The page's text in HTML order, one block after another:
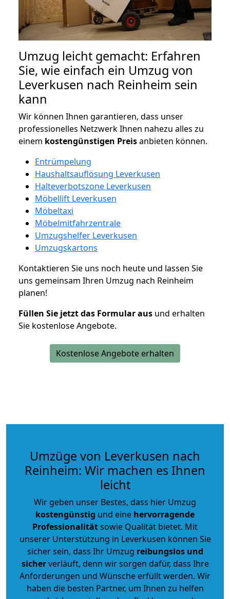
Umzug leicht gemacht: Erfahren
Sie, wie einfach ein Umzug von
Leverkusen nach Reinheim sein
kann
Wir können Ihnen garantieren, dass unser
professionelles Netzwerk Ihnen nahezu alles zu
einem kostengünstigen Preisanbieten können.
Entrümpelung
Haushaltsauflösung Leverkusen
Halteverbotszone Leverkusen
Möbellift Leverkusen
Möbeltaxi
Möbelmitfahrzentrale
Umzugshelfer Leverkusen
Umzugskartons
Kontaktieren Sie uns noch heute und lassen Sie
uns gemeinsam Ihren Umzug nach Reinheim
planen!
Füllen Sie jetzt das Formular aus und erhalten
Sie kostenlose Angebote.
Kostenlose Angebote erhalten
Umzüge von Leverkusen nach
Reinheim: Wir machen es Ihnen
leicht
Wir geben unser Bestes, dass hier Umzug
kostengünstig und eine hervorragende
Professionalitätsowie Qualität bietet. Mit
unserer Unterstützung in Leverkusen können Sie
sicher sein, dass Ihr Umzug reibungslos und
sicherverläuft, denn wir sorgen dafür, dass Ihre
Anforderungen und Wünsche erfüllt werden. Wir
haben die besten Partner, um Ihnen zu helfen